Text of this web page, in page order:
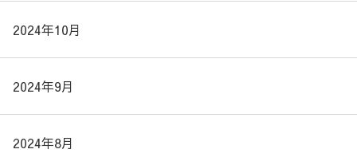
2024年10月
2024年9月
2024年8月